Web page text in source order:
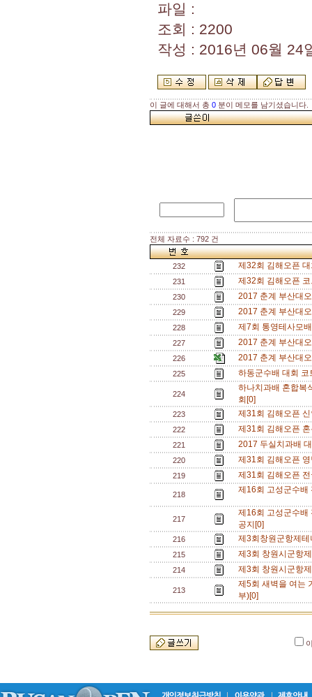
파일 :
조회 : 2200
작성 : 2016년 06월 24
이 글에 대해서 총 0 분이 메모를 남기셨습니다.
전체 자료수 : 792 건
232 제32회 김해오픈
231 제32회 김해오픈
230 2017 춘계 부산대
229 2017 춘계 부산대
228 제7회 통영테사모
227 2017 춘계 부산대
226 2017 춘계 부산대
225 하동군수배 대회
224
하나치과배 혼합복
회[0]
223 제31회 김해오픈
222 제31회 김해오픈
221 2017 두실치과배
220 제31회 김해오픈
219 제31회 김해오픈
218 제16회 고성군수배
217
제16회 고성군수배
공지[0]
216 제3회창원군항제
215 제3회 창원시군항
214 제3회 창원시군항
213
제5회 새벽을 여는
부)[0]